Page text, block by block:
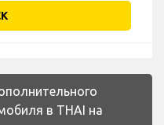
в THAI на